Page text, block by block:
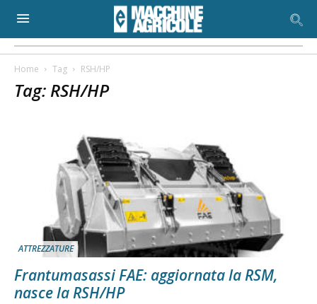
Home Tag RSH/HP
Tag: RSH/HP
ATTREZZATURE
Frantumasassi FAE: aggiornata la RSM,
nasce la RSH/HP